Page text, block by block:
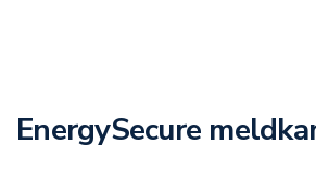
EnergySecure